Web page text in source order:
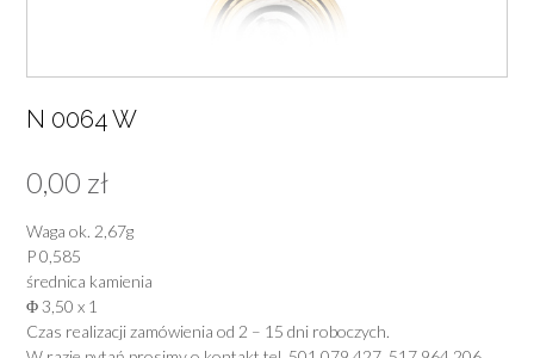
N 0064 W
0,00 zł
Waga ok. 2,67g
P 0,585
średnica kamienia
Φ 3,50 x 1
Czas realizacji zamówienia od 2 – 15 dni roboczych.